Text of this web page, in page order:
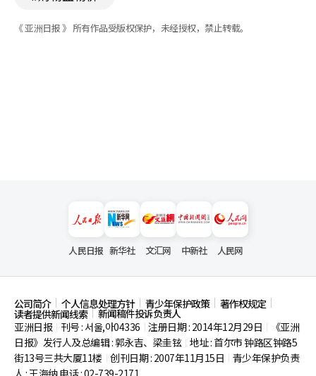
《 亚洲日报 》 所有作品受版权保护，未经授权，禁止转载。
人民日报 新华社 文汇网 中新社 人民网
公司简介 个人信息处理方针 青少年保护政策 著作权规定
读者提供新闻线索
新闻稿件投诉负责人
亚洲日报
刊号 : 서울,아04336 注册日期 : 2014年12月29日
《亚洲
日报》发行人及总编辑 : 郭永吉、梁圭铉 地址 : 首尔市钟路区钟路5
街13号三共大厦11楼 创刊日期 : 2007年11月15日
青少年保护负责
人 : 王海纳 电话 : 02-739-2171